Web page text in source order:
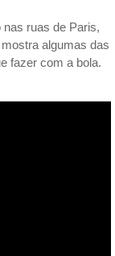
nas ruas de Paris,
algumas das
fazer com a bola.